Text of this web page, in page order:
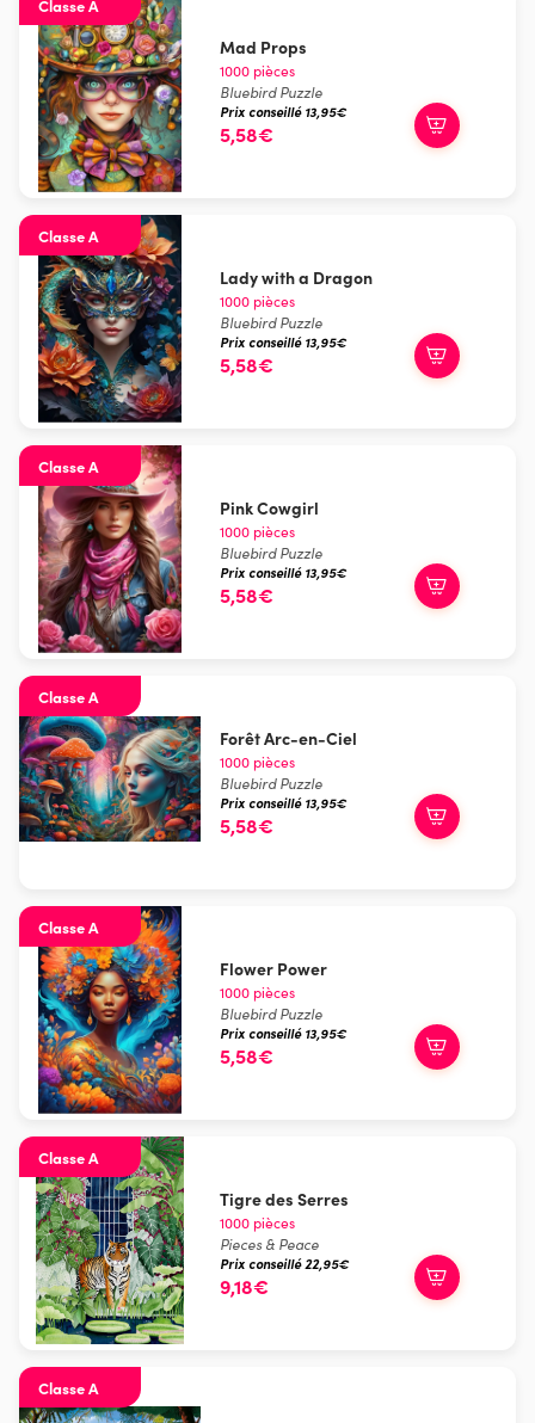
Classe A
Mad Props
1000 pièces
Bluebird Puzzle
Prix conseillé 13,95€
5,58€
Classe A
Lady with a Dragon
1000 pièces
Bluebird Puzzle
Prix conseillé 13,95€
5,58€
Classe A
Pink Cowgirl
1000 pièces
Bluebird Puzzle
Prix conseillé 13,95€
5,58€
Classe A
Forêt Arc-en-Ciel
1000 pièces
Bluebird Puzzle
Prix conseillé 13,95€
5,58€
Classe A
Flower Power
1000 pièces
Bluebird Puzzle
Prix conseillé 13,95€
5,58€
Classe A
Tigre des Serres
1000 pièces
Pieces & Peace
Prix conseillé 22,95€
9,18€
Classe A